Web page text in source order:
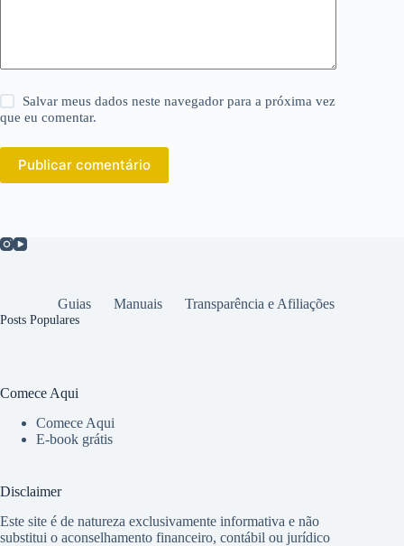
Salvar meus dados neste navegador para a próxima vez
que eu comentar.
Publicar comentário
Guias Manuais Transparência e Afiliações
Posts Populares
Comece Aqui
Comece Aqui
E-book grátis
Disclaimer
Este site é de natureza exclusivamente informativa e não
substitui o aconselhamento financeiro, contábil ou jurídico